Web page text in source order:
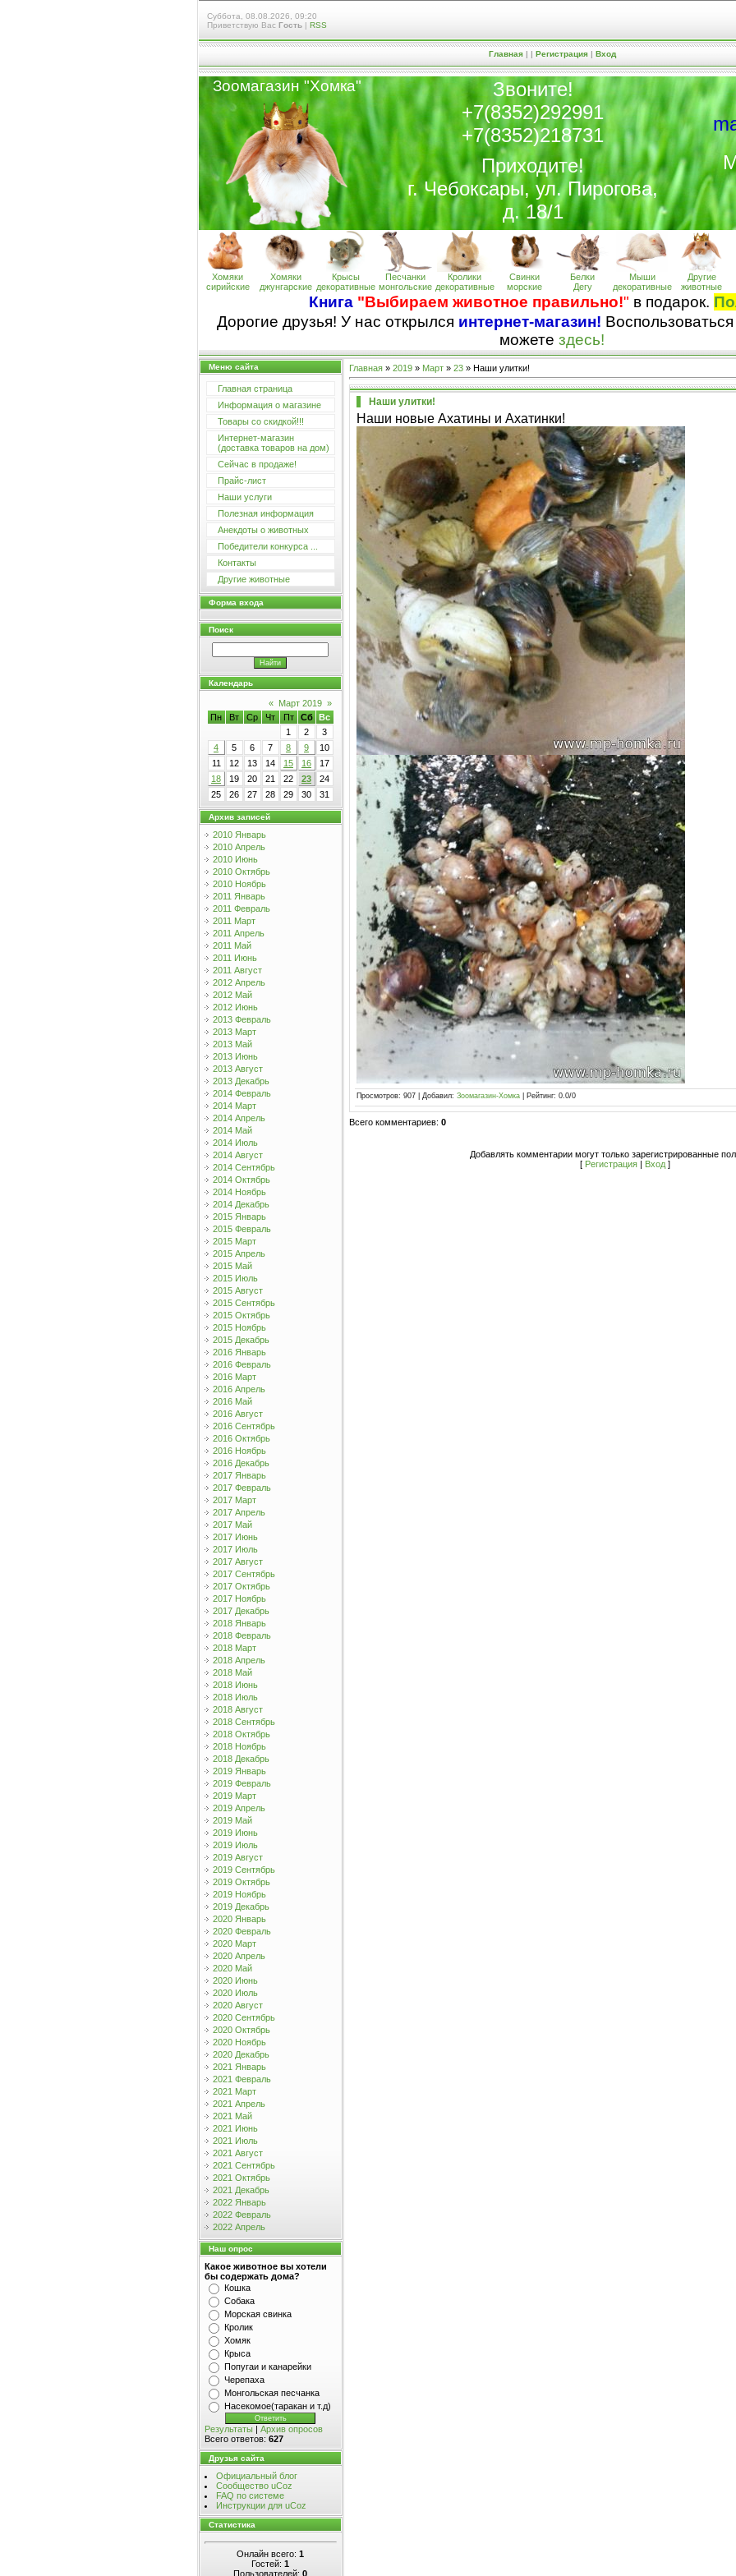
Суббота, 08.08.2026, 09:20
Приветствую Вас Гость| RSS
Главная| | Регистрация| Вход
Зоомагазин "Хомка"
Звоните!
+7(8352)292991
+7(8352)218731
Приходите!
г. Чебоксары, ул. Пирогова,
д. 18/1
Хомяки
сирийские
Хомяки
джунгарские
Крысы
декоративные
Песчанки
монгольские
Кролики
декоративные
Свинки
морские
Белки
Дегу
Мыши
декоративные
Другие
животные
Книга "Выбираем животное правильно!" в подарок.
Дорогие друзья! У нас открылся интернет-магазин!
можете здесь!
Меню сайта
Главная страница
Информация о магазине
Товары со скидкой!!!
Интернет-магазин
(доставка товаров на дом)
Сейчас в продаже!
Прайс-лист
Наши услуги
Полезная информация
Анекдоты о животных
Победители конкурса ...
Контакты
Другие животные
Форма входа
Поиск
Календарь
« Март 2019 »
Пн
Вт Ср Чт Пт Сб
Вс
1
2
3
4
5 6 7 8 9
10
11
12 13 14 15 16
17
18
19 20 21 22 23
24
25
26 27 28 29 30 31
Архив записей
2010 Январь
2010 Апрель
2010 Июнь
2010 Октябрь
2010 Ноябрь
2011 Январь
2011 Февраль
2011 Март
2011 Апрель
2011 Май
2011 Июнь
2011 Август
2012 Апрель
2012 Май
2012 Июнь
2013 Февраль
2013 Март
2013 Май
2013 Июнь
2013 Август
2013 Декабрь
2014 Февраль
2014 Март
2014 Апрель
2014 Май
2014 Июль
2014 Август
2014 Сентябрь
2014 Октябрь
2014 Ноябрь
2014 Декабрь
2015 Январь
2015 Февраль
2015 Март
2015 Апрель
2015 Май
2015 Июль
2015 Август
2015 Сентябрь
2015 Октябрь
2015 Ноябрь
2015 Декабрь
2016 Январь
2016 Февраль
2016 Март
2016 Апрель
2016 Май
2016 Август
2016 Сентябрь
2016 Октябрь
2016 Ноябрь
2016 Декабрь
2017 Январь
2017 Февраль
2017 Март
2017 Апрель
2017 Май
2017 Июнь
2017 Июль
2017 Август
2017 Сентябрь
2017 Октябрь
2017 Ноябрь
2017 Декабрь
2018 Январь
2018 Февраль
2018 Март
2018 Апрель
2018 Май
2018 Июнь
2018 Июль
2018 Август
2018 Сентябрь
2018 Октябрь
2018 Ноябрь
2018 Декабрь
2019 Январь
2019 Февраль
2019 Март
2019 Апрель
2019 Май
2019 Июнь
2019 Июль
2019 Август
2019 Сентябрь
2019 Октябрь
2019 Ноябрь
2019 Декабрь
2020 Январь
2020 Февраль
2020 Март
2020 Апрель
2020 Май
2020 Июнь
2020 Июль
2020 Август
2020 Сентябрь
2020 Октябрь
2020 Ноябрь
2020 Декабрь
2021 Январь
2021 Февраль
2021 Март
2021 Апрель
2021 Май
2021 Июнь
2021 Июль
2021 Август
2021 Сентябрь
2021 Октябрь
2021 Декабрь
2022 Январь
2022 Февраль
2022 Апрель
Наш опрос
Какое животное вы хотели
бы содержать дома?
Кошка
Собака
Морская свинка
Кролик
Хомяк
Крыса
Попугаи и канарейки
Черепаха
Монгольская песчанка
Насекомое(таракан и т.д)
Результаты| Архив опросов
Всего ответов: 627
Друзья сайта
Официальный блог
Сообщество uCoz
FAQ по системе
Инструкции для uCoz
Статистика
Онлайн всего: 1
Гостей: 1
Пользователей: 0
Главная» 2019 » Март » 23» Наши улитки!
Наши улитки!
Наши новые Ахатины и Ахатинки!
Просмотров: 907| Добавил: Зоомагазин-Хомка Рейтинг: 0.0/0
Всего комментариев: 0
Добавлять комментарии могут только зарегистрированные
[ Регистрация | Вход ]